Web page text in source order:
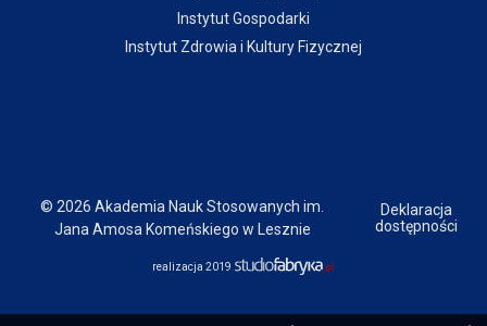
Instytut Gospodarki
Instytut Zdrowia i Kultury Fizycznej
© 2026 Akademia Nauk Stosowanych im.
Jana Amosa Komeńskiego w Lesznie
Deklaracja
dostępności
realizacja 2019